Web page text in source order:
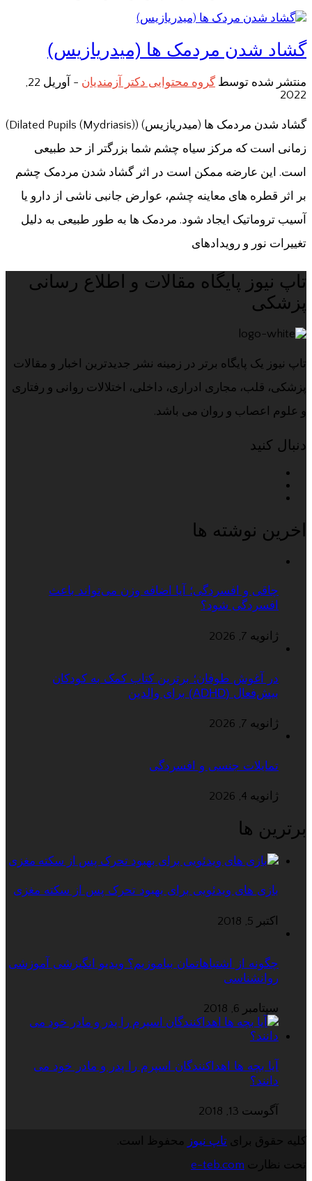
گشاد شدن مردمک ها (میدریازیس)
منتشر شده توسط گروه محتوایی دکتر آزمندیان -
آوریل 22,
2022
گشاد شدن مردمک ها (میدریازیس) (Dilated Pupils (Mydriasis))
زمانی است که مرکز سیاه چشم شما بزرگتر از حد طبیعی
است. این عارضه ممکن است در اثر گشاد شدن مردمک چشم
بر اثر قطره های معاینه چشم، عوارض جانبی ناشی از دارو یا
آسیب تروماتیک ایجاد شود. مردمک ها به طور طبیعی به دلیل
تغییرات نور و رویدادهای
تاپ نیوز پایگاه مقالات و اطلاع رسانی
پزشکی
تاپ نیوز یک پایگاه برتر در زمینه نشر جدیدترین اخبار و مقالات
پزشکی، قلب، مجاری ادراری، داخلی، اختلالات روانی و رفتاری
و علوم اعصاب و روان می باشد.
دنبال کنید
اخرین نوشته ها
چاقی و افسردگی؛ آیا اضافه وزن می‌تواند باعث
افسردگی شود؟
ژانویه 7, 2026
در آغوش طوفان؛ برترین کتاب کمک به کودکان
بیش‌فعال (ADHD) برای والدین
ژانویه 7, 2026
تمایلات جنسی و افسردگی
ژانویه 4, 2026
برترین ها
بازی های ویدئویی برای بهبود تحرک پس از سکته مغزی
اکتبر 5, 2018
چگونه از اشتباهاتمان بیاموزیم؟ ویدیو انگیزشی آموزشی
روانشناسی
سپتامبر 6, 2018
آیا بچه ها اهداکنندگان اسپرم را پدر و مادر خود می
دانند؟
آگوست 13, 2018
کلیه حقوق برای تاپ نیوز
محفوظ است.
تحت نظارت e-teb.com